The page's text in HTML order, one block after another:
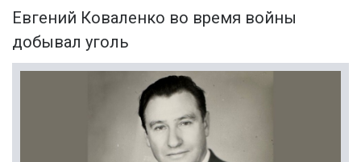
Евгений Коваленко во время войны
добывал уголь